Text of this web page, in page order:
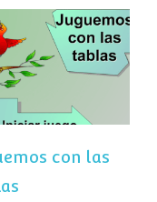
con las
con las